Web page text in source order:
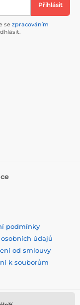
Přihlásit
se zpracováním
podmínky
osobních údajů
od smlouvy
k souborům